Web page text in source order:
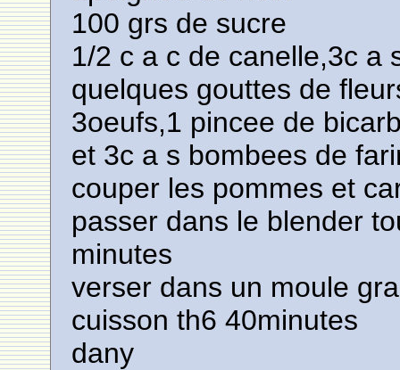
100 grs de sucre
1/2 c a c de canelle,3c a
quelques gouttes de
3oeufs,1 pincee de
et 3c a s bombees de
couper les pommes et
passer dans le blender
minutes
verser dans un moule
cuisson th6 40minutes
dany